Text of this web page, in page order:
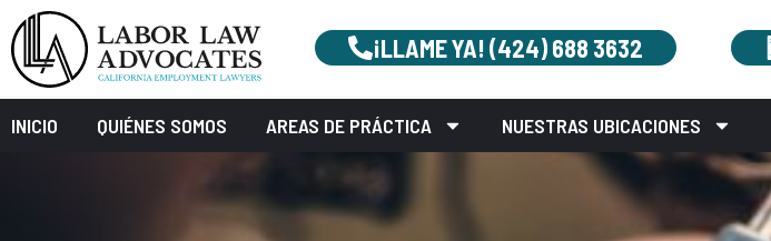
¡LLAME YA! (424) 688 3632
INICIO QUIÉNES SOMOS AREAS DE PRÁCTICA NUESTRAS UBICACIONES